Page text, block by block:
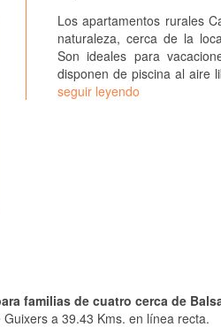
Los apartamentos rurales
naturaleza, cerca de la
Son ideales para
disponen de piscina al aire
seguir leyendo
familias de cuatro cerca de
Guixers a 39.43 Kms. en línea recta.